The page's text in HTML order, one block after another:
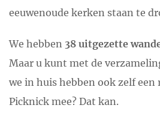
eeuwenoude kerken staan te
We hebben 38 uitgezette
Maar u kunt met de
we in huis hebben ook zelf
Picknick mee? Dat kan.